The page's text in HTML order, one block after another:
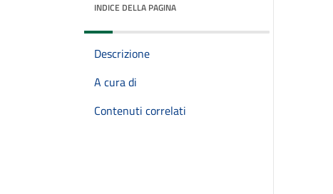
INDICE DELLA PAGINA
Descrizione
A cura di
Contenuti correlati